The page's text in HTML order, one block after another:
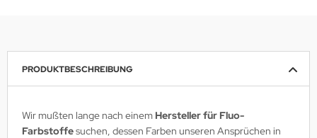
PRODUKTBESCHREIBUNG
Wir mußten lange nach einem Hersteller für Fluo-
Farbstoffesuchen, dessen Farben unseren Ansprüchen in